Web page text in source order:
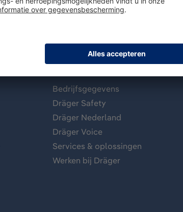
Bedrijfsgegevens
Dräger Safety
Dräger Nederland
Dräger Voice
Services & oplossingen
Werken bij Dräger